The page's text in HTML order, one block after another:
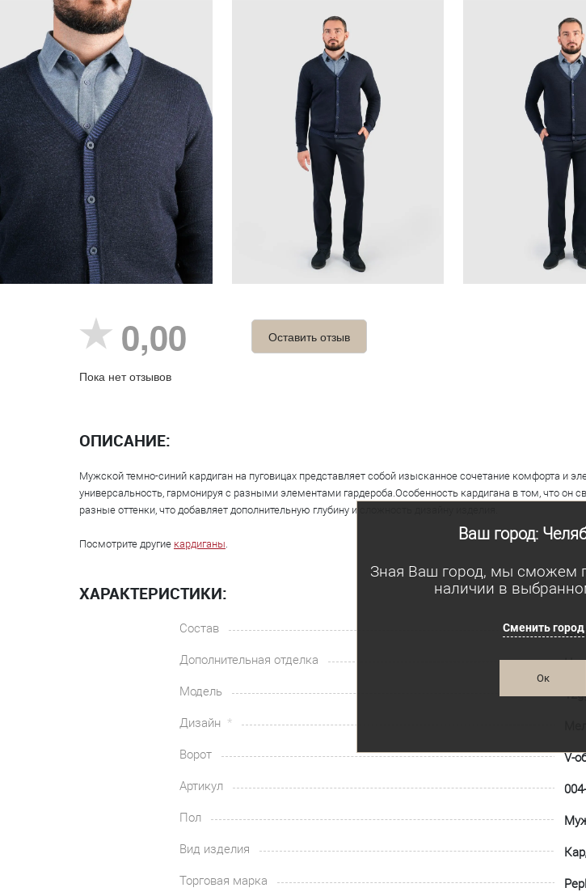
Ваш город:
Зная Ваш город, мы сможем
наличии в
Сменить город
Ок
0,00
Пока нет отзывов
Оставить отзыв
ОПИСАНИЕ:
Мужской темно-синий кардиган на пуговицах представляет собой изысканное сочетание комфорта и
универсальность, гармонируя с разными элементами гардероба.Особенность кардигана в том, что он
разные оттенки, что добавляет дополнительную глубину и сложность дизайну изделия.
Посмотрите другие кардиганы.
ХАРАКТЕРИСТИКИ:
Состав
Дополнительная отделка
На
Модель
12gg
Дизайн
Ворот
V-
Артикул
Пол
Вид изделия
Торговая марка